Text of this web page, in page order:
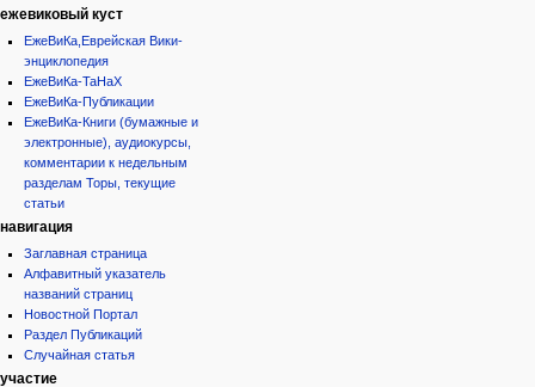
ежевиковый куст
ЕжеВиКа,Еврейская Вики-
энциклопедия
ЕжеВиКа-ТаНаХ
ЕжеВиКа-Публикации
ЕжеВиКа-Книги (бумажные и
электронные), аудиокурсы,
комментарии к недельным
разделам Торы, текущие
статьи
навигация
Заглавная страница
Алфавитный указатель
названий страниц
Новостной Портал
Раздел Публикаций
Случайная статья
участие